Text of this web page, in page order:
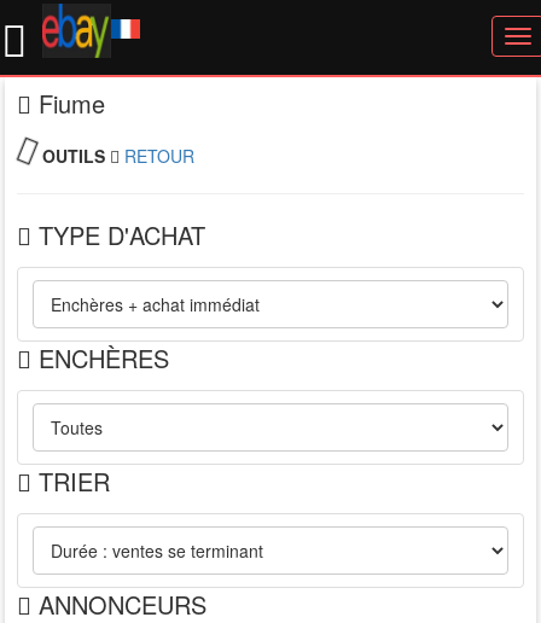
Fiume
OUTILS RETOUR
TYPE D'ACHAT
ENCHÈRES
TRIER
ANNONCEURS